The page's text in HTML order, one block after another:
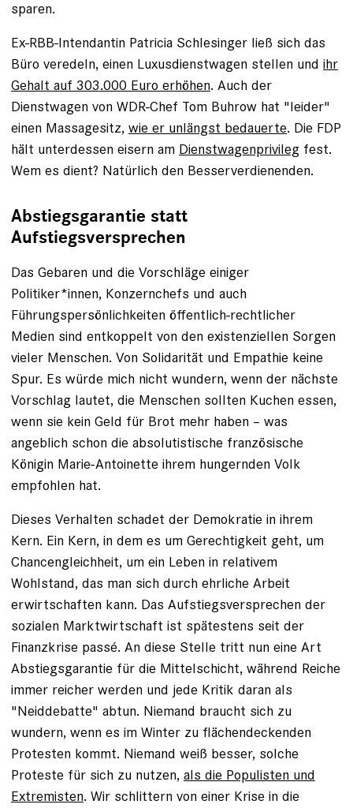
sparen.
Ex-RBB-Intendantin Patricia Schlesinger ließ sich das
Büro veredeln, einen Luxusdienstwagen stellen und ihr
Gehalt auf 303.000 Euro erhöhen. Auch der
Dienstwagen von WDR-Chef Tom Buhrow hat "leider"
einen Massagesitz, wie er unlängst bedauerte. Die FDP
hält unterdessen eisern am Dienstwagenprivileg fest.
Wem es dient? Natürlich den Besserverdienenden.
Abstiegsgarantie statt
Aufstiegsversprechen
Das Gebaren und die Vorschläge einiger
Politiker*innen, Konzernchefs und auch
Führungspersönlichkeiten öffentlich-rechtlicher
Medien sind entkoppelt von den existenziellen Sorgen
vieler Menschen. Von Solidarität und Empathie keine
Spur. Es würde mich nicht wundern, wenn der nächste
Vorschlag lautet, die Menschen sollten Kuchen essen,
wenn sie kein Geld für Brot mehr haben – was
angeblich schon die absolutistische französische
Königin Marie-Antoinette ihrem hungernden Volk
empfohlen hat.
Dieses Verhalten schadet der Demokratie in ihrem
Kern. Ein Kern, in dem es um Gerechtigkeit geht, um
Chancengleichheit, um ein Leben in relativem
Wohlstand, das man sich durch ehrliche Arbeit
erwirtschaften kann. Das Aufstiegsversprechen der
sozialen Marktwirtschaft ist spätestens seit der
Finanzkrise passé. An diese Stelle tritt nun eine Art
Abstiegsgarantie für die Mittelschicht, während Reiche
immer reicher werden und jede Kritik daran als
"Neiddebatte" abtun. Niemand braucht sich zu
wundern, wenn es im Winter zu flächendeckenden
Protesten kommt. Niemand weiß besser, solche
Proteste für sich zu nutzen, als die Populisten und
Extremisten. Wir schlittern von einer Krise in die